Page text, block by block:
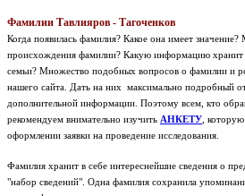
Фамилии Тавлияров - Тагоченков
Когда появилась фамилия? Какое она имеет
происхождения фамилии? Какую информацию
семьи? Множество подобных вопросов о фамилии и
нашего сайта. Дать на них максимально подробный
дополнительной информации. Поэтому всем, кто
рекомендуем внимательно изучить АНКЕТУ ,
оформлении заявки на проведение исследования.
Фамилия хранит в себе интереснейшие сведения о
"набор сведений". Одна фамилия сохранила